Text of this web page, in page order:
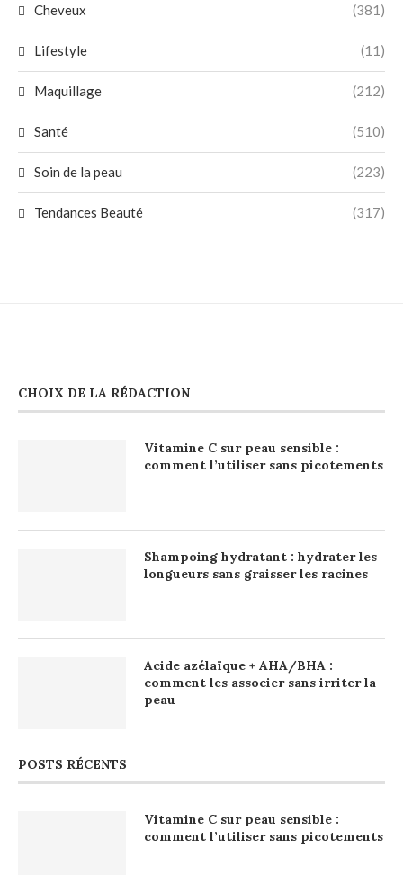
Cheveux (381)
Lifestyle (11)
Maquillage (212)
Santé (510)
Soin de la peau (223)
Tendances Beauté (317)
CHOIX DE LA RÉDACTION
Vitamine C sur peau sensible :
comment l’utiliser sans picotements
Shampoing hydratant : hydrater les
longueurs sans graisser les racines
Acide azélaïque + AHA/BHA :
comment les associer sans irriter la
peau
POSTS RÉCENTS
Vitamine C sur peau sensible :
comment l’utiliser sans picotements